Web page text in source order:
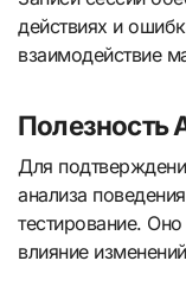
действиях и
взаимодействие
Полезность
Для
анализа
тестирование.
влияние